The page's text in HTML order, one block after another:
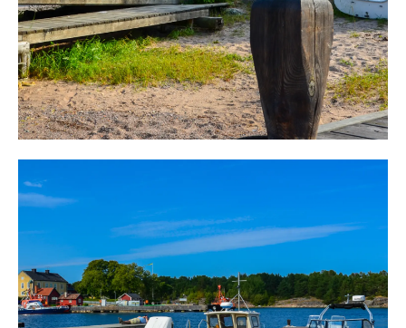
Framme på ön tar promenaden, från den stora
ångbåtsbryggan, några minuter och snabbt möts man av
den grönskande syrenbersån som omger tomten. Ingång
sker från väster och den privata tomten möter.
Den "egna" tomten, på cirka 350 m², disponeras med
solen från förmiddag till nedgång. Tomten består av
gräsytor, rosenbuskar, syrener och plattsättningar.
Ett gästhus finns med fyra bäddar. Intill ett förråd med
plats för utemöbler och solstolar.
Ingång sker från en trevlig entré och en hall möter.
Hallen finns korgar och plats för avhängning och direkt